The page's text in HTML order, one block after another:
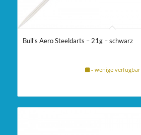
Bull’s Aero Steeldarts – 21g – schwarz
- wenige verfügbar